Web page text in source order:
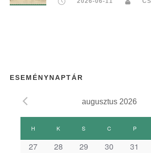
ESEMÉNYNAPTÁR
augusztus 2026
EH K S CCSÜTÖRTÖK
P
27 28 29 30 31